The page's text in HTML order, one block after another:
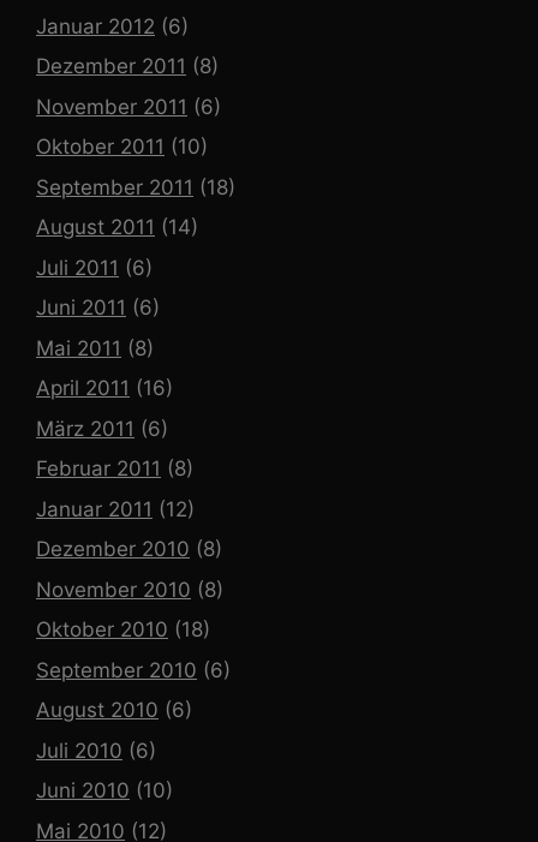
Januar 2012 (6)
Dezember 2011 (8)
November 2011 (6)
Oktober 2011 (10)
September 2011 (18)
August 2011 (14)
Juli 2011 (6)
Juni 2011 (6)
Mai 2011 (8)
April 2011 (16)
März 2011 (6)
Februar 2011 (8)
Januar 2011 (12)
Dezember 2010 (8)
November 2010 (8)
Oktober 2010 (18)
September 2010 (6)
August 2010 (6)
Juli 2010 (6)
Juni 2010 (10)
Mai 2010 (12)